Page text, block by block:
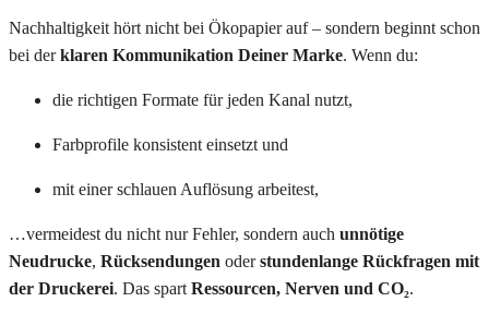
Nachhaltigkeit hört nicht bei Ökopapier auf – sondern beginnt schon
bei derklaren Kommunikation Deiner Marke. Wenn du:
die richtigen Formate für jeden Kanal nutzt,
Farbprofile konsistent einsetzt und
mit einer schlauen Auflösung arbeitest,
…vermeidest du nicht nur Fehler, sondern auch unnötige
Neudrucke, Rücksendungen oderstundenlange Rückfragen mit
der Druckerei. Das spart Ressourcen, Nerven und CO₂.